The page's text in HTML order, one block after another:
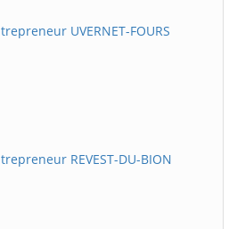
UVERNET-FOURS
REVEST-DU-BION